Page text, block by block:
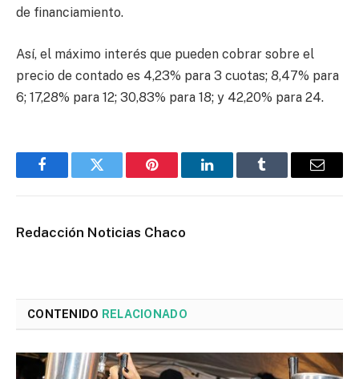
de financiamiento.
Así, el máximo interés que pueden cobrar sobre el
precio de contado es 4,23% para 3 cuotas; 8,47% para
6; 17,28% para 12; 30,83% para 18; y 42,20% para 24.
FacebookTwitter Pinterest LinkedInTumblr Email
Redacción Noticias Chaco
CONTENIDO RELACIONADO